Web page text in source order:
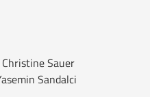
Sauer
Sandalci